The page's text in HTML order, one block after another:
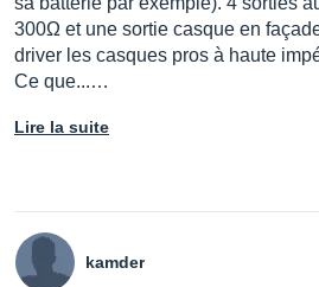
300Ω et une sortie casque en
driver les casques pros à haute
Ce que...…
Lire la suite
kamder